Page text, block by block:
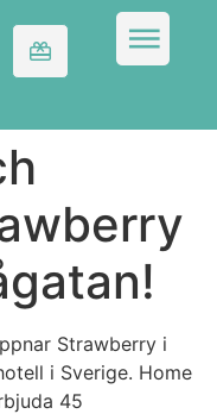
Strawberry i
i Sverige. Home
45